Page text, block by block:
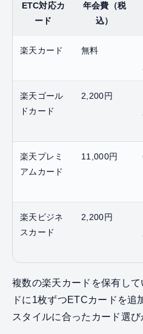
ETC対応カ
ード
年会費（税
込）
楽天カード 無料
楽天ゴール
ドカード
2,200円
楽天プレミ
アムカード
11,000円
楽天ビジネ
スカード
2,200円
複数の楽天カードを保有し
ドに1枚ずつETCカードを追
スタイルに合ったカード選び